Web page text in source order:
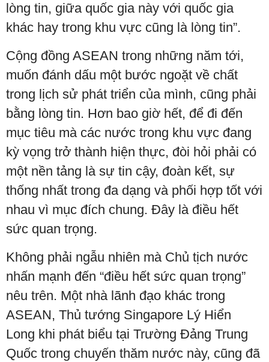
lòng tin, giữa quốc gia này với quốc gia
khác hay trong khu vực cũng là lòng tin”.
Cộng đồng ASEAN trong những năm tới,
muốn đánh dấu một bước ngoặt về chất
trong lịch sử phát triển của mình, cũng phải
bằng lòng tin. Hơn bao giờ hết, để đi đến
mục tiêu mà các nước trong khu vực đang
kỳ vọng trở thành hiện thực, đòi hỏi phải có
một nền tảng là sự tin cậy, đoàn kết, sự
thống nhất trong đa dạng và phối hợp tốt với
nhau vì mục đích chung. Đây là điều hết
sức quan trọng.
Không phải ngẫu nhiên mà Chủ tịch nước
nhấn mạnh đến “điều hết sức quan trọng”
nêu trên. Một nhà lãnh đạo khác trong
ASEAN, Thủ tướng Singapore Lý Hiển
Long khi phát biểu tại Trường Đảng Trung
Quốc trong chuyến thăm nước này, cũng đã